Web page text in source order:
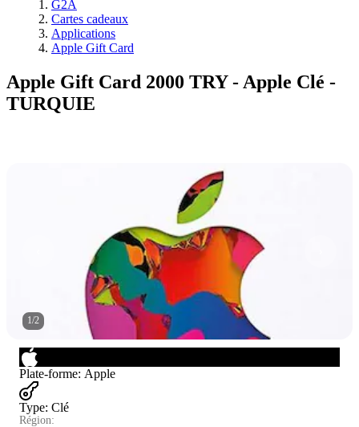
G2A
Cartes cadeaux
Applications
Apple Gift Card
Apple Gift Card 2000 TRY - Apple Clé -
TURQUIE
1/2
Plate-forme: Apple
Type: Clé
Région: